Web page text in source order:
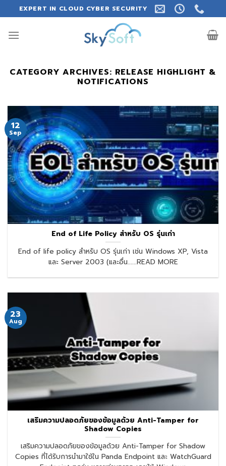
to
content
EXPERT IN CLOUD CYBER SECURITY
CATEGORY ARCHIVES: RELEASE HIGHLIGHT &
NOTIFICATIONS
End of Life Policy สำหรับ OS รุ่นเก่า
End of life policy สำหรับ OS รุ่นเก่า เช่น Windows XP, Vista
และ Server 2003 (และอื่น......READ MORE
12
Sep
เสริมความปลอดภัยของข้อมูลด้วย Anti-Tamper for
Shadow Copies
เสริมความปลอดภัยของข้อมูลด้วย Anti-Tamper for Shadow
Copies ที่ได้รับการนำมาใช้ใน Panda Endpoint และ WatchGuard
23
Aug